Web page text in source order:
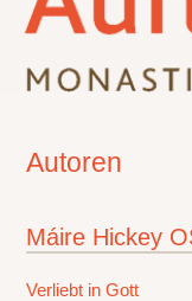
Autoren
Máire Hickey
Verliebt in Gott